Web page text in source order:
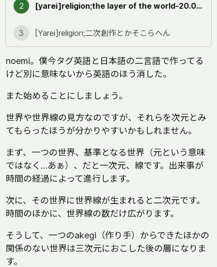
2 [yarei]religion;the layer of the world-20.07.2025
3 [Yarei]religion;二次創作とかそこらへん
noemi。僕今タグ英語と日本語の二言語で作ってる
けど別に意味ないから英語のほう消した。
また始めることにしましょう。
世界や世界線の見方なのですが、それらを次元とみ
てもらったほうが分かりやすいかもしれません。
まず、一つの世界、基準となる世界（元という意味
ではなく…あぁ）、だと一次元、線です。出来事が
時間の経過によって進行します。
次に、その世界に世界線が生まれると二次元です。
時間のほかに、世界線の数だけ広がります。
そうして、一つのakegi（作り手）からできたほかの
関係のない世界は三次元におこした後の層になりま
す。